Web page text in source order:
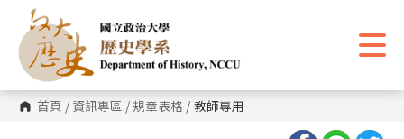
主
要
內
區
塊 首頁 / 資訊專區 /規章表格 / 教師專用